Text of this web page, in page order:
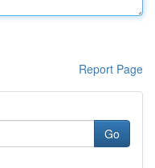
Report Page
Go